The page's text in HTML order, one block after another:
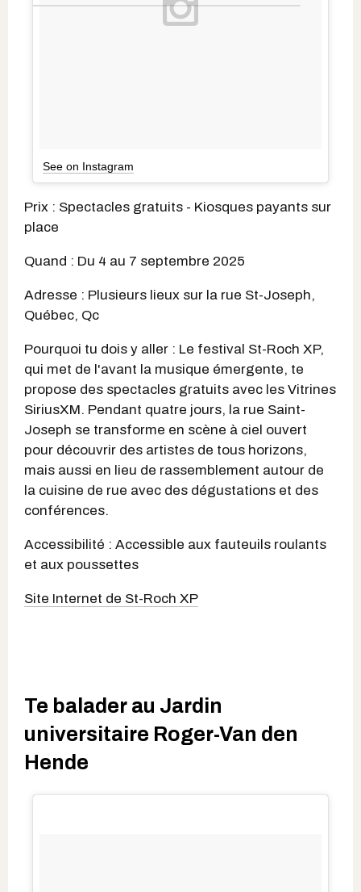
See on Instagram
Prix : Spectacles gratuits - Kiosques payants sur
place
Quand : Du 4 au 7 septembre 2025
Adresse : Plusieurs lieux sur la rue St-Joseph,
Québec, Qc
Pourquoi tu dois y aller : Le festival St-Roch XP,
qui met de l'avant la musique émergente, te
propose des spectacles gratuits avec les Vitrines
SiriusXM. Pendant quatre jours, la rue Saint-
Joseph se transforme en scène à ciel ouvert
pour découvrir des artistes de tous horizons,
mais aussi en lieu de rassemblement autour de
la cuisine de rue avec des dégustations et des
conférences.
Accessibilité : Accessible aux fauteuils roulants
et aux poussettes
Site Internet de St-Roch XP
Te balader au Jardin
universitaire Roger-Van den
Hende